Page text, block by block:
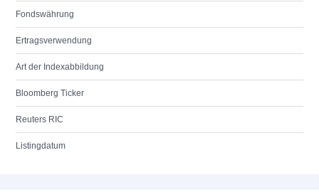
Fondswährung
Ertragsverwendung
Art der Indexabbildung
Bloomberg Ticker
Reuters RIC
Listingdatum